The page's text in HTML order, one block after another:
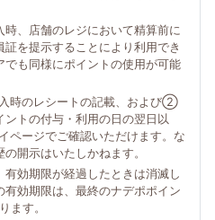
、店舗のレジにおいて精算前に
を提示することにより利用でき
でも同様にポイントの使用が可能
時のレシートの記載、および②
トの付与・利用の日の翌日以
ージでご確認いただけます。な
開示はいたしかねます。
効期限が経過したときは消滅し
有効期限は、最終のナデポポイン
ます。